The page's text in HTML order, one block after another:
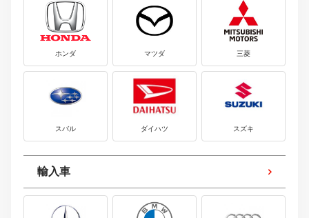
ホンダ マツダ 三菱
スバル ダイハツ スズキ
輸入車